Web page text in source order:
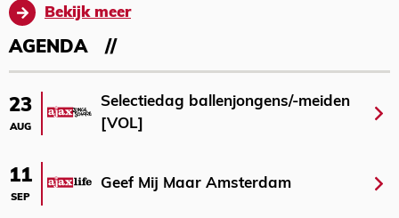
Bekijk meer
AGENDA
23
AUG
Selectiedag ballenjongens/-meiden
[VOL]
11
SEP
Geef Mij Maar Amsterdam